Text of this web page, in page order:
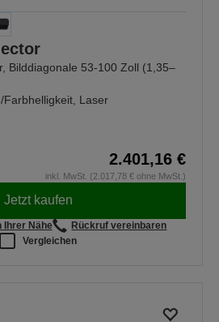
Bilddiagonale 53-100 Zoll (1,35–
Laser
2.401,16 €
inkl. MwSt. (2.017,78 € ohne MwSt.)
Jetzt kaufen
Ihrer Nähe
Rückruf vereinbaren
Vergleichen